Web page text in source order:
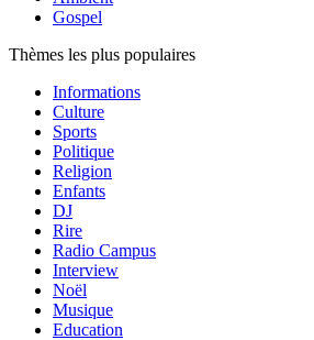
Gospel
Thèmes les plus populaires
Informations
Culture
Sports
Politique
Religion
Enfants
DJ
Rire
Radio Campus
Interview
Noël
Musique
Education